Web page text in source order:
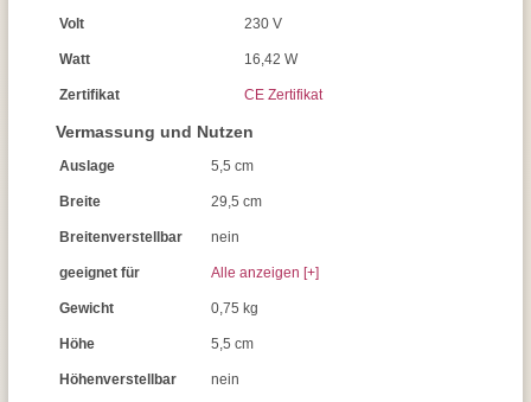
Volt 230 V
Watt 16,42 W
Zertifikat CE Zertifikat
Vermassung und Nutzen
Auslage 5,5 cm
Breite 29,5 cm
Breitenverstellbar nein
geeignet für Alle anzeigen [+]
Gewicht 0,75 kg
Höhe 5,5 cm
Höhenverstellbar nein